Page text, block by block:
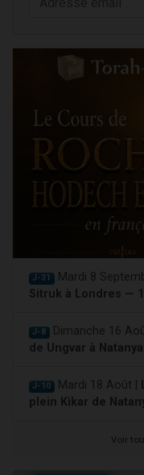
J-31 Mardi 8
Sitruk à Londres —
J-8 Dimanche 16
de Ungvar à
J-10 Mardi 18 Août |
plein Kikar de
Voir